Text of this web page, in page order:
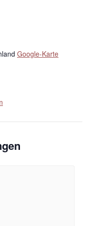
Google-Karte